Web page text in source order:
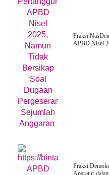
Fraksi
APBD Nisel
Fraksi
Aparatur